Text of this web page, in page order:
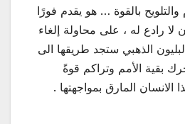
بالقوة … هو يقدم فورًا
لا رادع له ، على محاولة إلغاء
الذهبي ستجد طريقها الى
بقية الأمم وتراكم قوةً
الانسان المارق بمواجهتها .